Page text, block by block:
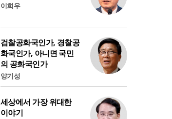
이희우
검찰공화국인가, 경찰공
화국인가, 아니면 국민
의 공화국인가
양기성
세상에서 가장 위대한
이야기